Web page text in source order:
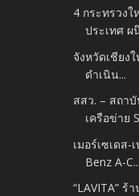
4 กระทรวง
ประเทศ ผ
จังหวัดเชียง
ดำเนิน...
สสว. – สถา
เครือข่าย
เมอร์เซเดส
Benz A-C...
“LAVITA”